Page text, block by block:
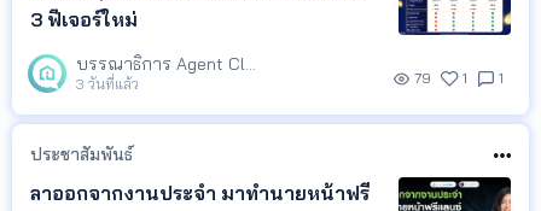
3 ฟีเจอร์ใหม่
3 วันที่แล้ว 79 1 1
ประชาสัมพันธ์
ลาออกจากงานประจำ มาทำนายหน้าฟรี